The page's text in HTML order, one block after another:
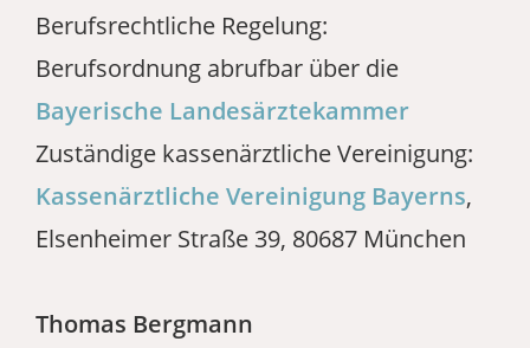
Berufsrechtliche Regelung:
Berufsordnung abrufbar über die
Bayerische Landesärztekammer
Zuständige kassenärztliche Vereinigung:
Kassenärztliche Vereinigung Bayerns,
Elsenheimer Straße 39, 80687 München
Thomas Bergmann